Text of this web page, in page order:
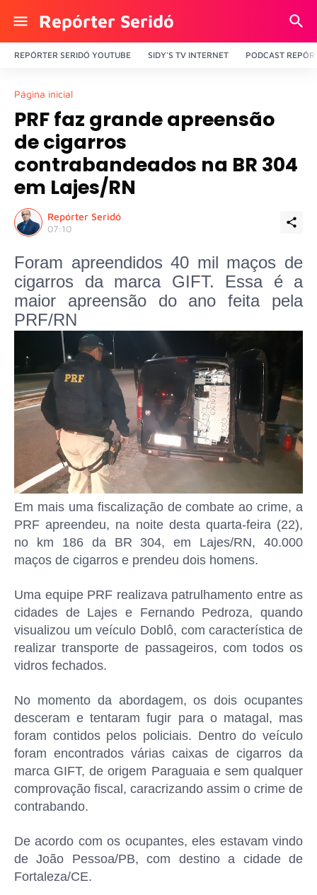
Repórter Seridó
REPÓRTER SERIDÓ YOUTUBE SIDY'S TV INTERNET PODCAST
Página inicial
PRF faz grande apreensão
de cigarros
contrabandeados na BR 304
em Lajes/RN
Repórter Seridó
07:10
Foram apreendidos 40 mil maços de
cigarros da marca GIFT. Essa é a
maior apreensão do ano feita pela
PRF/RN
Em mais uma fiscalização de combate ao crime, a
PRF apreendeu, na noite desta quarta-feira (22),
no km 186 da BR 304, em Lajes/RN, 40.000
maços de cigarros e prendeu dois homens.
Uma equipe PRF realizava patrulhamento entre as
cidades de Lajes e Fernando Pedroza, quando
visualizou um veículo Doblô, com característica de
realizar transporte de passageiros, com todos os
vidros fechados.
No momento da abordagem, os dois ocupantes
desceram e tentaram fugir para o matagal, mas
foram contidos pelos policiais. Dentro do veículo
foram encontrados várias caixas de cigarros da
marca GIFT, de origem Paraguaia e sem qualquer
comprovação fiscal, caracrizando assim o crime de
contrabando.
De acordo com os ocupantes, eles estavam vindo
de João Pessoa/PB, com destino a cidade de
Fortaleza/CE.